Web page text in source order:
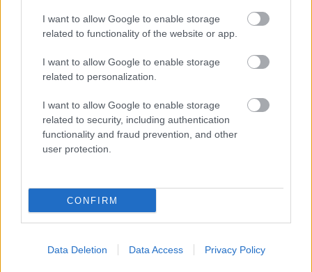
I want to allow Google to enable storage
related to functionality of the website or app.
I want to allow Google to enable storage
related to personalization.
I want to allow Google to enable storage
related to security, including authentication
functionality and fraud prevention, and other
user protection.
CONFIRM
Data Deletion Data Access Privacy Policy
A High On Fire először 2003-ban járt
Magyarországon. Annak a legendás gödöllői bulinak
volt a főzenekara, ahol a Mastodon lépett fel előttük.